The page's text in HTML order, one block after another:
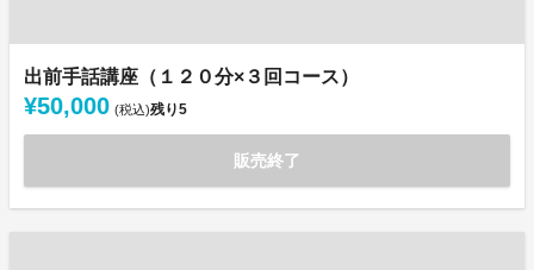
出前手話講座（１２０分×３回コース）
¥50,000 (税込)残り5
販売終了